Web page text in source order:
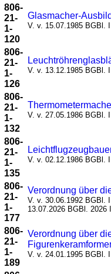
806-
21-
1-
120
Glasmacher-
V. v. 15.07.1985 BGBl.
806-
21-
1-
126
V. v. 13.12.1985 BGBl.
806-
21-
1-
132
V. v. 27.05.1986 BGBl.
806-
21-
1-
135
V. v. 02.12.1986 BGBl.
806-
21-
1-
177
Verordnung über
V. v. 30.06.1992 BGBl.
13.07.2026 BGBl. 2026
806-
21-
1-
189
Verordnung über
V. v. 24.01.1995 BGBl.